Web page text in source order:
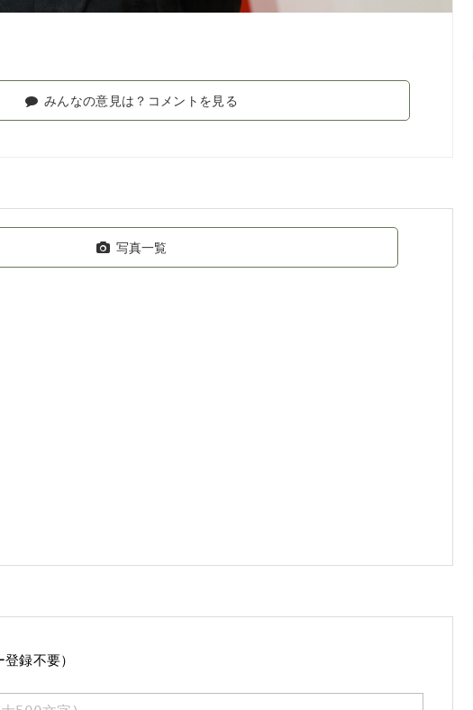
みんなの意見は？コメントを見る
写真一覧
録不要）